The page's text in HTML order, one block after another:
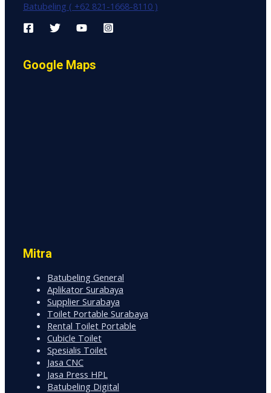
Batubeling ( +62 821-1668-8110 )
Google Maps
Mitra
Batubeling General
Aplikator Surabaya
Supplier Surabaya
Toilet Portable Surabaya
Rental Toilet Portable
Cubicle Toilet
Spesialis Toilet
Jasa CNC
Jasa Press HPL
Batubeling Digital